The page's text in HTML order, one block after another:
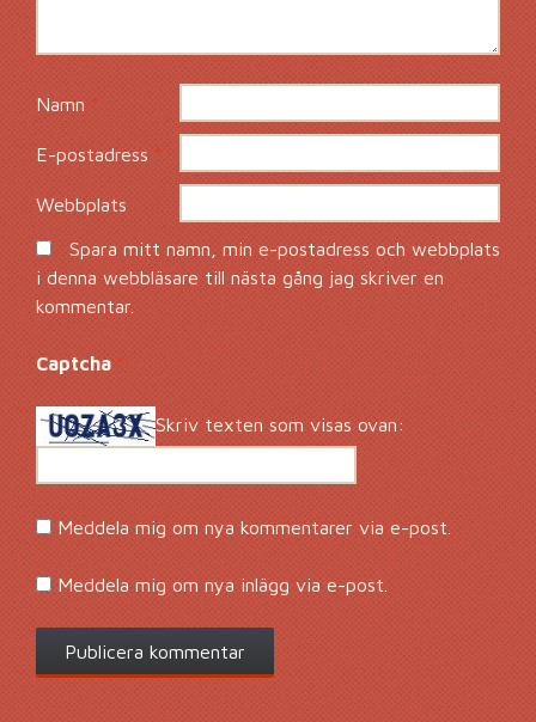
Namn *
E-postadress*
Webbplats
Spara mitt namn, min e-postadress och webbplats
i denna webbläsare till nästa gång jag skriver en
kommentar.
Captcha*
Skriv texten som visas ovan:
Meddela mig om nya kommentarer via e-post.
Meddela mig om nya inlägg via e-post.